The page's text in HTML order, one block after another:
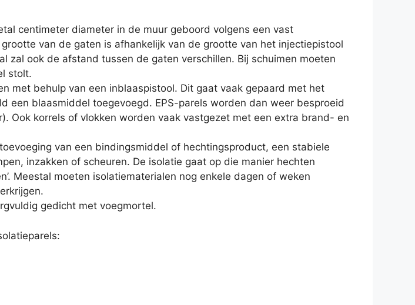
centimeter diameter in de muur geboord volgens een vast
van de gaten is afhankelijk van de grootte van het injectiepistool
zal ook de afstand tussen de gaten verschillen. Bij schuimen moeten
stolt.
met behulp van een inblaaspistool. Dit gaat vaak gepaard met het
een blaasmiddel toegevoegd. EPS-parels worden dan weer besproeid
Ook korrels of vlokken worden vaak vastgezet met een extra brand- en
van een bindingsmiddel of hechtingsproduct, een stabiele
inzakken of scheuren. De isolatie gaat op die manier hechten
Meestal moeten isolatiematerialen nog enkele dagen of weken
gedicht met voegmortel.